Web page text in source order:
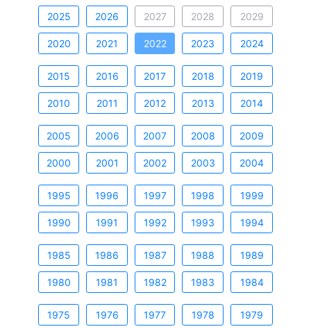
2025 2026 2027 2028 2029
2020 2021 2022 2023 2024
2015 2016 2017 2018 2019
2010 2011 2012 2013 2014
2005 2006 2007 2008 2009
2000 2001 2002 2003 2004
1995 1996 1997 1998 1999
1990 1991 1992 1993 1994
1985 1986 1987 1988 1989
1980 1981 1982 1983 1984
1975 1976 1977 1978 1979